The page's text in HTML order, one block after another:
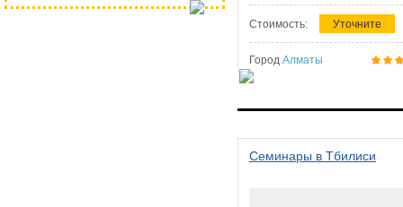
Стоимость: Уточните
Город Алматы
Семинары в Тбилиси